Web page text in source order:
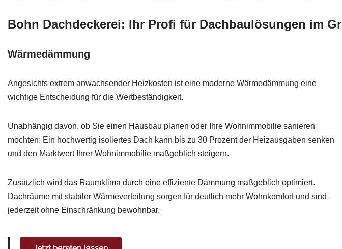
Bohn Dachdeckerei: Ihr Profi für Dachbaulösungen im
Wärmedämmung
Angesichts extrem anwachsender Heizkosten ist eine moderne Wärmedämmung eine
wichtige Entscheidung für die Wertbeständigkeit.
Unabhängig davon, ob Sie einen Hausbau planen oder Ihre Wohnimmobilie sanieren
möchten: Ein hochwertig isoliertes Dach kann bis zu 30 Prozent der Heizausgaben senken
und den Marktwert Ihrer Wohnimmobilie maßgeblich steigern.
Zusätzlich wird das Raumklima durch eine effiziente Dämmung maßgeblich optimiert.
Dachräume mit stabiler Wärmeverteilung sorgen für deutlich mehr Wohnkomfort und sind
jederzeit ohne Einschränkung bewohnbar.